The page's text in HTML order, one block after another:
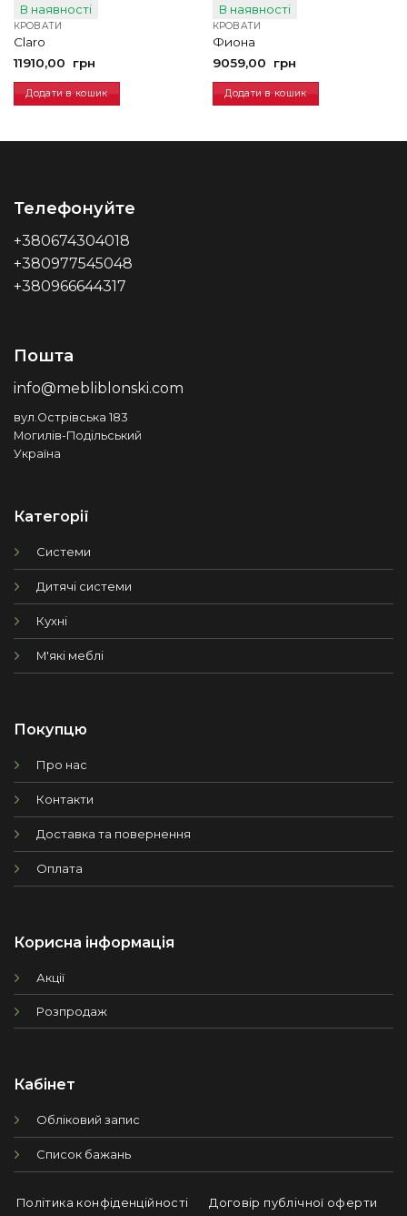
В наявності
КРОВАТИ
Claro
11910,00
грн
Додати в кошик
В наявності
КРОВАТИ
Фиона
9059,00
грн
Додати в кошик
Телефонуйте
+380674304018
+380977545048
+380966644317
Пошта
info@mebliblonski.com
вул.Острівська 183
Могилів-Подільський
Україна
Категорії
Системи
Дитячі системи
Кухні
М'які меблі
Покупцю
Про нас
Контакти
Доставка та повернення
Оплата
Корисна інформація
Акції
Розпродаж
Кабінет
Обліковий запис
Список бажань
Політика конфіденційності Договір публічної оферти